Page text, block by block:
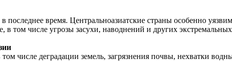
последнее время. Центральноазиатские страны особенно
том числе угрозы засухи, наводнений и других
числе деградации земель, загрязнения почвы, нехватки